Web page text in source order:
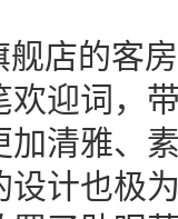
店的客
迎词，
清雅、
计也极